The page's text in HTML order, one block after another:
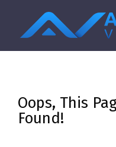
Oops, This
Found!